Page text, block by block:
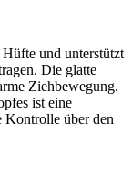
und unterstützt
Die glatte
Ziehbewegung.
ist eine
Kontrolle über den